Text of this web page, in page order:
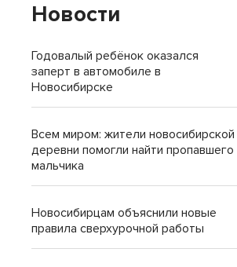
Новости
Годовалый ребёнок оказался
заперт в автомобиле в
Новосибирске
Всем миром: жители новосибирской
деревни помогли найти пропавшего
мальчика
Новосибирцам объяснили новые
правила сверхурочной работы